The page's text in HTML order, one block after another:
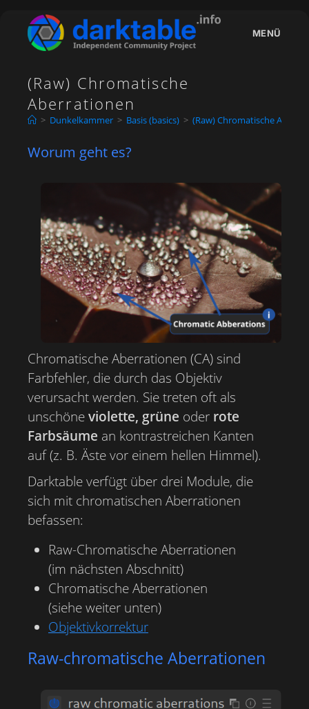
springen
MENÜ
(Raw) Chromatische
Aberrationen
> Dunkelkammer > Basis (basics) > (Raw) Chromatische
Worum geht es?
Chromatische Aberrationen (CA) sind
Farbfehler, die durch das Objektiv
verursacht werden. Sie treten oft als
unschöneviolette, grüne oder rote
Farbsäume an kontrastreichen Kanten
auf (z. B. Äste vor einem hellen Himmel).
Darktable verfügt über drei Module, die
sich mit chromatischen Aberrationen
befassen:
Raw-Chromatische Aberrationen
(im nächsten Abschnitt)
Chromatische Aberrationen
(siehe weiter unten)
Objektivkorrektur
Raw-chromatische Aberrationen